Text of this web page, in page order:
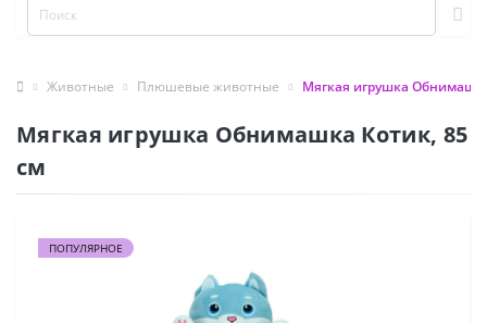
Животные Плюшевые животные Мягкая игрушка
Мягкая игрушка Обнимашка Котик, 85
см
ПОПУЛЯРНОЕ